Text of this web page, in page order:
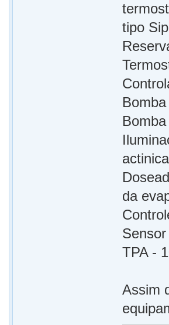
tipo
da
TPA -
Assim